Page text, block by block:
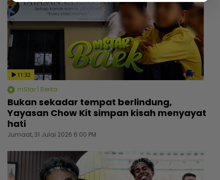
11:32
mStar | Berita
Bukan sekadar tempat berlindung,
Yayasan Chow Kit simpan kisah menyayat
hati
Jumaat, 31 Julai 2026 6:00 PM